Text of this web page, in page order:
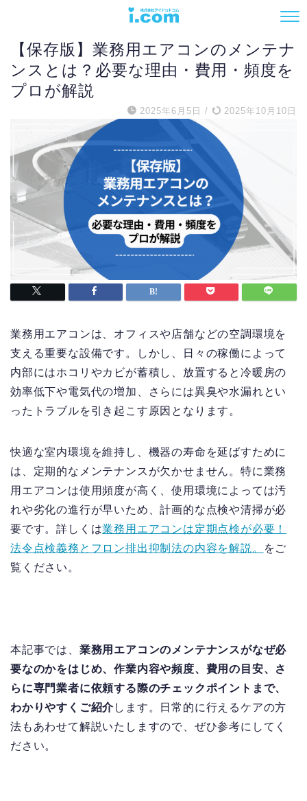
電話でお問い合わせ
【保存版】業務用エアコンのメンテナ
ンスとは？必要な理由・費用・頻度を
プロが解説
2025年6月5日 / 2025年10月10日
業務用エアコンは、オフィスや店舗などの空調環境を
支える重要な設備です。しかし、日々の稼働によって
内部にはホコリやカビが蓄積し、放置すると冷暖房の
効率低下や電気代の増加、さらには異臭や水漏れとい
ったトラブルを引き起こす原因となります。
快適な室内環境を維持し、機器の寿命を延ばすために
は、定期的なメンテナンスが欠かせません。特に業務
用エアコンは使用頻度が高く、使用環境によっては汚
れや劣化の進行が早いため、計画的な点検や清掃が必
要です。詳しくは業務用エアコンは定期点検が必要！
法令点検義務とフロン排出抑制法の内容を解説。
をご
覧ください。
本記事では、 業務用エアコンのメンテナンスがなぜ必
要なのかをはじめ、作業内容や頻度、費用の目安、さ
らに専門業者に依頼する際のチェックポイントまで、
わかりやすくご紹介します。日常的に行えるケアの方
法もあわせて解説いたしますので、ぜひ参考にしてく
ださい。